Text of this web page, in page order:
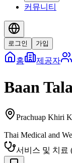
커뮤니티
로그인 가입
홈 제공자
Baan
Prachuap Khiri
Thai Medical and
서비스 및 치료